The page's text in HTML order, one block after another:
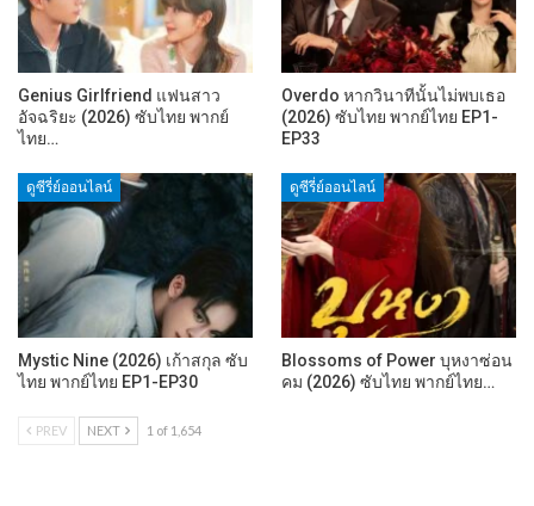
Genius Girlfriend แฟนสาว
อัจฉริยะ (2026) ซับไทย พากย์
ไทย…
Overdo หากวินาทีนั้นไม่พบเธอ
(2026) ซับไทย พากย์ไทย EP1-
EP33
ดูซีรี่ย์ออนไลน์
Mystic Nine (2026) เก้าสกุล ซับ
ไทย พากย์ไทย EP1-EP30
ดูซีรี่ย์ออนไลน์
Blossoms of Power บุหงาซ่อน
คม (2026) ซับไทย พากย์ไทย…
PREV NEXT 1 of 1,654